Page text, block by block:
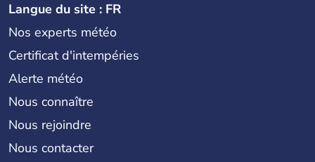
Langue du site : FR
Nos experts météo
Certificat d'intempéries
Alerte météo
Nous connaître
Nous rejoindre
Nous contacter